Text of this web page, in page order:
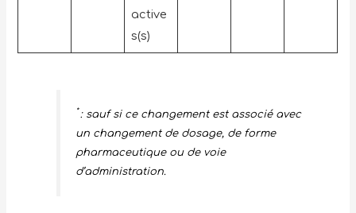
active
s(s)
*: sauf si ce changement est associé avec
un changement de dosage, de forme
pharmaceutique ou de voie
d’administration.